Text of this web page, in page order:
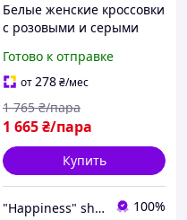
Белые женские кроссовки
с розовыми и серыми
Готово к отправке
от278₴/мес
1 665₴/пара
1 765 ₴/пара
Купить
"Happiness" shop 100%